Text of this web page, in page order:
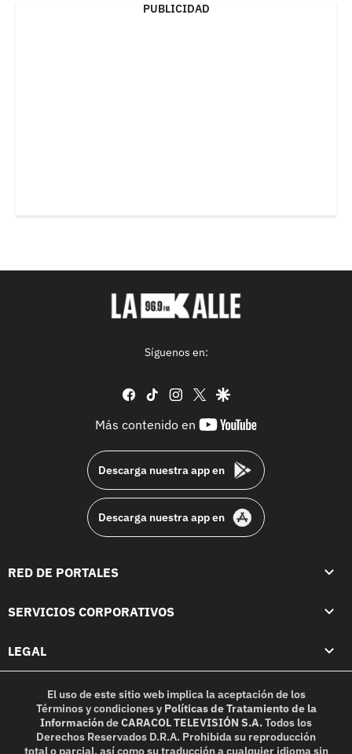
PUBLICIDAD
Síguenos en:
facebook
tiktok instagram
twittergoogle
Más contenido en
youtube-
Descarga nuestra app en
Descarga nuestra app en
RED DE PORTALES
SERVICIOS CORPORATIVOS
LEGAL
El uso de este sitio web implica la aceptación de los
Términos y condicionesy Políticas de Tratamiento de la
InformacióndeCARACOL TELEVISIÓN S.A.Todos los
Derechos Reservados D.R.A. Prohibida su reproducción
total o parcial, así como su traducción a cualquier idioma sin